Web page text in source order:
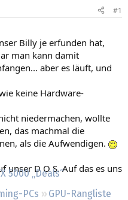
5000 „Deals“
PCs
GPU-Rangliste
#1
Billy je erfunden hat,
man kann damit
aber es läuft, und
keine Hardware-
niedermachen, wollte
das machmal die
als die Aufwendigen.
unser D O S. Auf das es uns